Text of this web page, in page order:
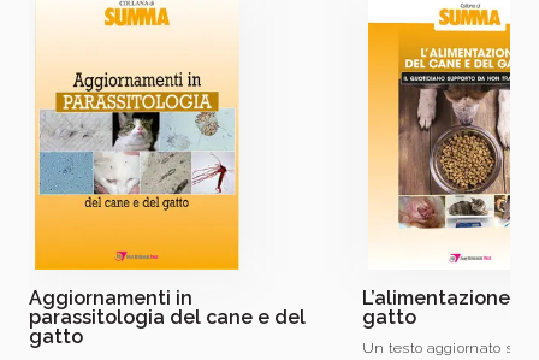
Il brand Tecniche Nuove da ormai 60 anni
promuove l’innovazione come motore della
crescita delle aziende e dei professionistiitaliani
e di chiunque voglia accrescere le proprie
conoscenze e competenze
Aggiornamenti in
parassitologia del cane e del
gatto
L’alimentazione
gatto
Un testo aggiornato